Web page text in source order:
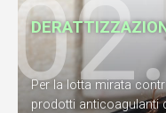
Per la lotta mirata
prodotti anticoagulanti